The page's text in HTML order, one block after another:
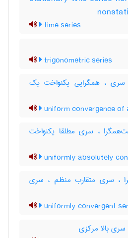
time series
trigonometric series
سری ، همگرایی یکنواخت یک
uniform convergence of
، سری مطلقا یکنواخت
uniformly absolutely
، سری متقارب منظم ، سری
uniformly convergent
بالا مرکزی